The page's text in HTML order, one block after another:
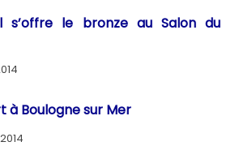
s’offre le bronze au Salon du
à Boulogne sur Mer